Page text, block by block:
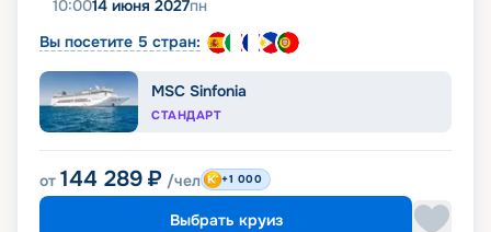
10:0014 июня 2027пн
Вы посетите 5 стран:
MSC Sinfonia
СТАНДАРТ
от 144 289 ₽ /чел +1 000
Выбрать круиз